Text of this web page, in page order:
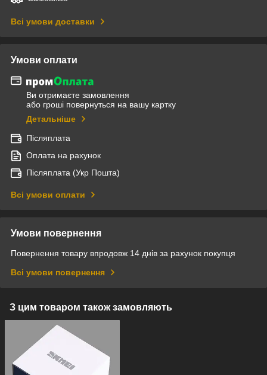
Всі умови доставки
Умови оплати
Ви отримаєте замовлення
або гроші повернуться на вашу картку
Детальніше
Післяплата
Оплата на рахунок
Післяплата (Укр Пошта)
Всі умови оплати
Умови повернення
Повернення товару впродовж 14 днів за рахунок покупця
Всі умови повернення
З цим товаром також замовляють